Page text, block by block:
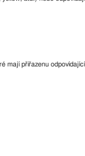
mají přiřazenu